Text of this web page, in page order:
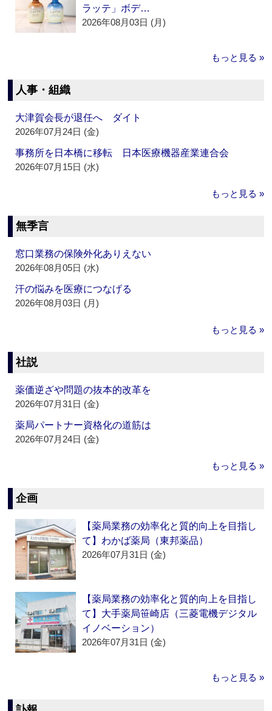
ラッテ」ボデ…
2026年08月03日 (月)
もっと見る »
人事・組織
大津賀会長が退任へ ダイト
2026年07月24日 (金)
事務所を日本橋に移転 日本医療機器産業連合会
2026年07月15日 (水)
もっと見る »
無季言
窓口業務の保険外化ありえない
2026年08月05日 (水)
汗の悩みを医療につなげる
2026年08月03日 (月)
もっと見る »
社説
薬価逆ざや問題の抜本的改革を
2026年07月31日 (金)
薬局パートナー資格化の道筋は
2026年07月24日 (金)
もっと見る »
企画
【薬局業務の効率化と質的向上を目指し
て】わかば薬局（東邦薬品）
2026年07月31日 (金)
【薬局業務の効率化と質的向上を目指し
て】大手薬局笹崎店（三菱電機デジタル
イノベーション）
2026年07月31日 (金)
もっと見る »